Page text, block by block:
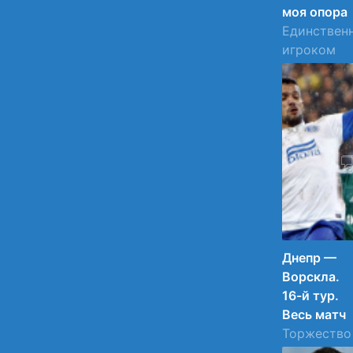
моя опора
игроком
Днепра,
после
с
30.11.2015
21:29
18
Днепр —
Ворскла.
16-й тур.
Весь матч
Торжество